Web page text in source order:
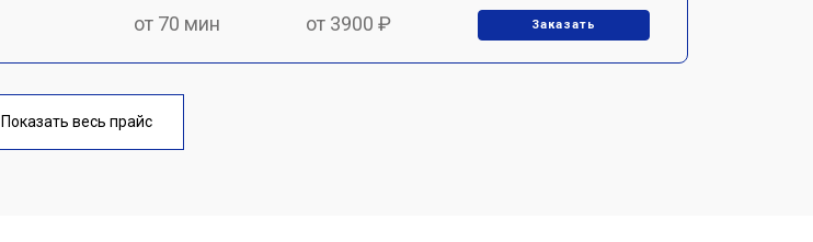
от 70 мин от 3900 ₽ Заказать
от 60 мин
Показать весь прайс